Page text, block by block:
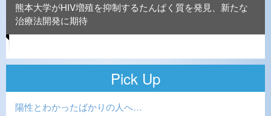
熊本大学がHIV増殖を抑制するたんぱく質を発見、新たな
治療法開発に期待
Pick Up
陽性とわかったばかりの人へ…